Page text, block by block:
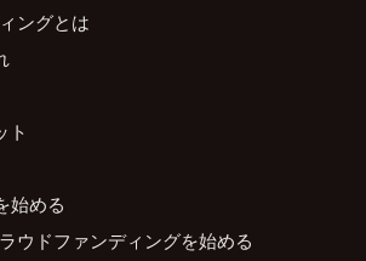
ングとは
ト
始める
ウドファンディングを始める